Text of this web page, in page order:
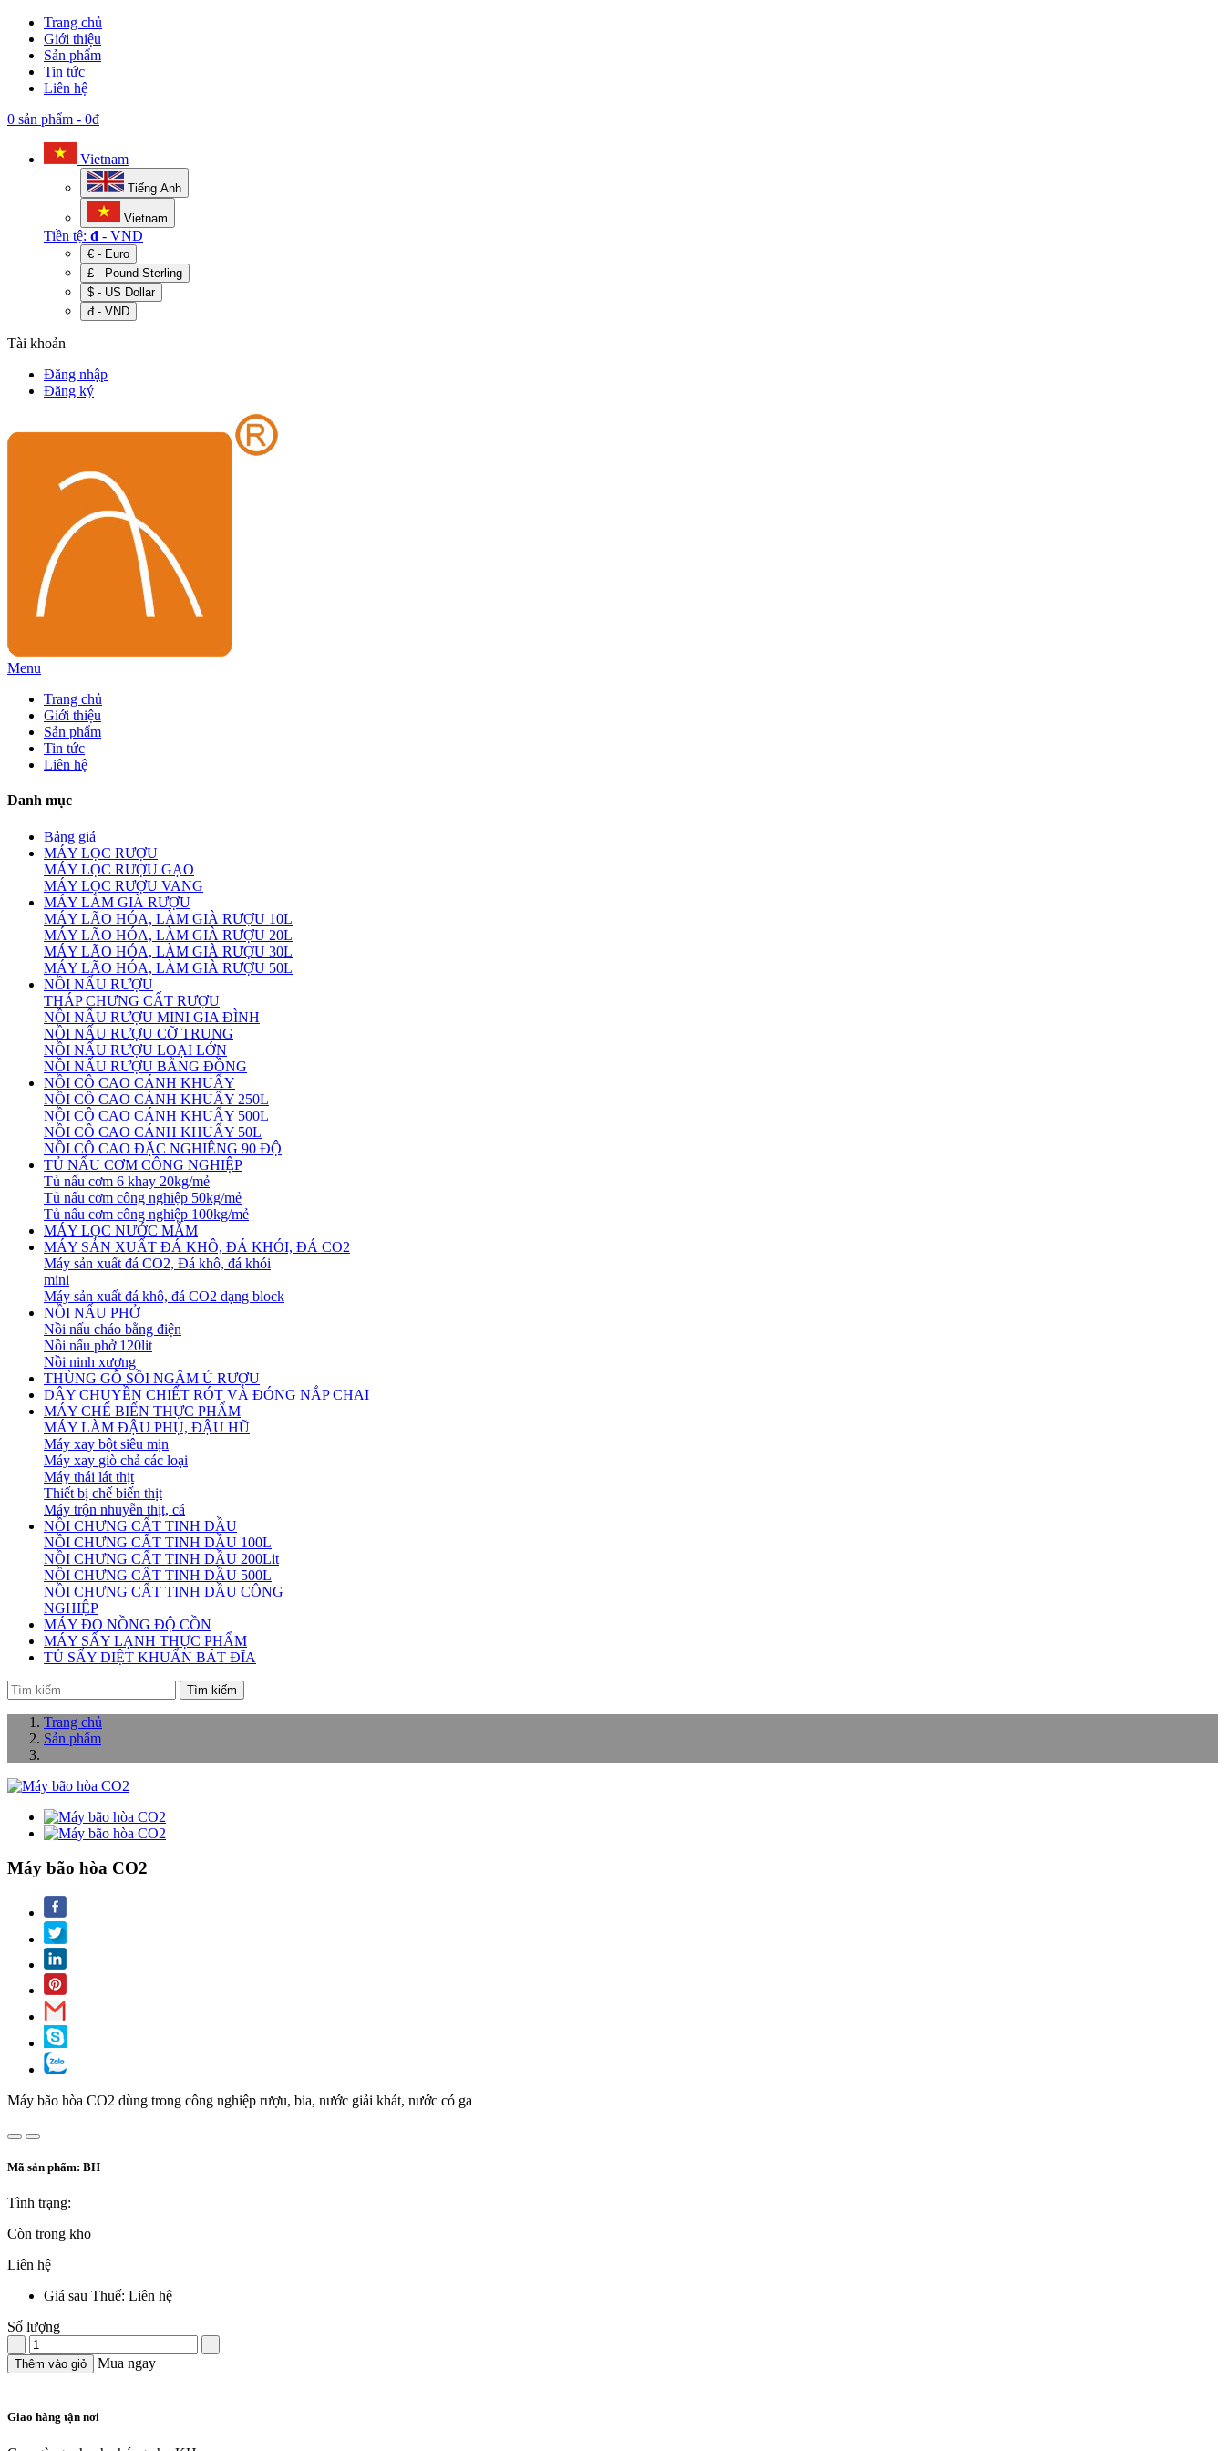
Trang chủ
Giới thiệu
Sản phẩm
Tin tức
Liên hệ
0 sản phẩm - 0đ
Vietnam
Tiếng Anh
Vietnam
Tiền tệ: đ - VND
€ - Euro
£ - Pound Sterling
$ - US Dollar
đ - VND
Tài khoản
Đăng nhập
Đăng ký
Menu
Trang chủ
Giới thiệu
Sản phẩm
Tin tức
Liên hệ
Danh mục
Bảng giá
MÁY LỌC RƯỢU
MÁY LỌC RƯỢU GẠO
MÁY LỌC RƯỢU VANG
MÁY LÀM GIÀ RƯỢU
MÁY LÃO HÓA, LÀM GIÀ RƯỢU 10L
MÁY LÃO HÓA, LÀM GIÀ RƯỢU 20L
MÁY LÃO HÓA, LÀM GIÀ RƯỢU 30L
MÁY LÃO HÓA, LÀM GIÀ RƯỢU 50L
NỒI NẤU RƯỢU
THÁP CHƯNG CẤT RƯỢU
NỒI NẤU RƯỢU MINI GIA ĐÌNH
NỒI NẤU RƯỢU CỠ TRUNG
NỒI NẤU RƯỢU LOẠI LỚN
NỒI NẤU RƯỢU BẰNG ĐỒNG
NỒI CÔ CAO CÁNH KHUẤY
NỒI CÔ CAO CÁNH KHUẤY 250L
NỒI CÔ CAO CÁNH KHUẤY 500L
NỒI CÔ CAO CÁNH KHUẤY 50L
NỒI CÔ CAO ĐẶC NGHIÊNG 90 ĐỘ
TỦ NẤU CƠM CÔNG NGHIỆP
Tủ nấu cơm 6 khay 20kg/mẻ
Tủ nấu cơm công nghiệp 50kg/mẻ
Tủ nấu cơm công nghiệp 100kg/mẻ
MÁY LỌC NƯỚC MẮM
MÁY SẢN XUẤT ĐÁ KHÔ, ĐÁ KHÓI, ĐÁ CO2
Máy sản xuất đá CO2, Đá khô, đá khói
mini
Máy sản xuất đá khô, đá CO2 dạng block
NỒI NẤU PHỞ
Nồi nấu cháo bằng điện
Nồi nấu phở 120lit
Nồi ninh xương
THÙNG GỖ SỒI NGÂM Ủ RƯỢU
DÂY CHUYỀN CHIẾT RÓT VÀ ĐÓNG NẮP CHAI
MÁY CHẾ BIẾN THỰC PHẨM
MÁY LÀM ĐẬU PHỤ, ĐẬU HŨ
Máy xay bột siêu mịn
Máy xay giò chả các loại
Máy thái lát thịt
Thiết bị chế biến thịt
Máy trộn nhuyễn thịt, cá
NỒI CHƯNG CẤT TINH DẦU
NỒI CHƯNG CẤT TINH DẦU 100L
NỒI CHƯNG CẤT TINH DẦU 200Lit
NỒI CHƯNG CẤT TINH DẦU 500L
NỒI CHƯNG CẤT TINH DẦU CÔNG
NGHIỆP
MÁY ĐO NỒNG ĐỘ CỒN
MÁY SẤY LẠNH THỰC PHẨM
TỦ SẤY DIỆT KHUẨN BÁT ĐĨA
Tìm kiếm
Trang chủ
Sản phẩm
Máy bão hòa CO2
Máy bão hòa CO2 dùng trong công nghiệp rượu, bia, nước giải khát, nước có ga
Mã sản phẩm: BH
Tình trạng:
Còn trong kho
Liên hệ
Giá sau Thuế: Liên hệ
Số lượng
Thêm vào giỏ Mua ngay
Giao hàng tận nơi